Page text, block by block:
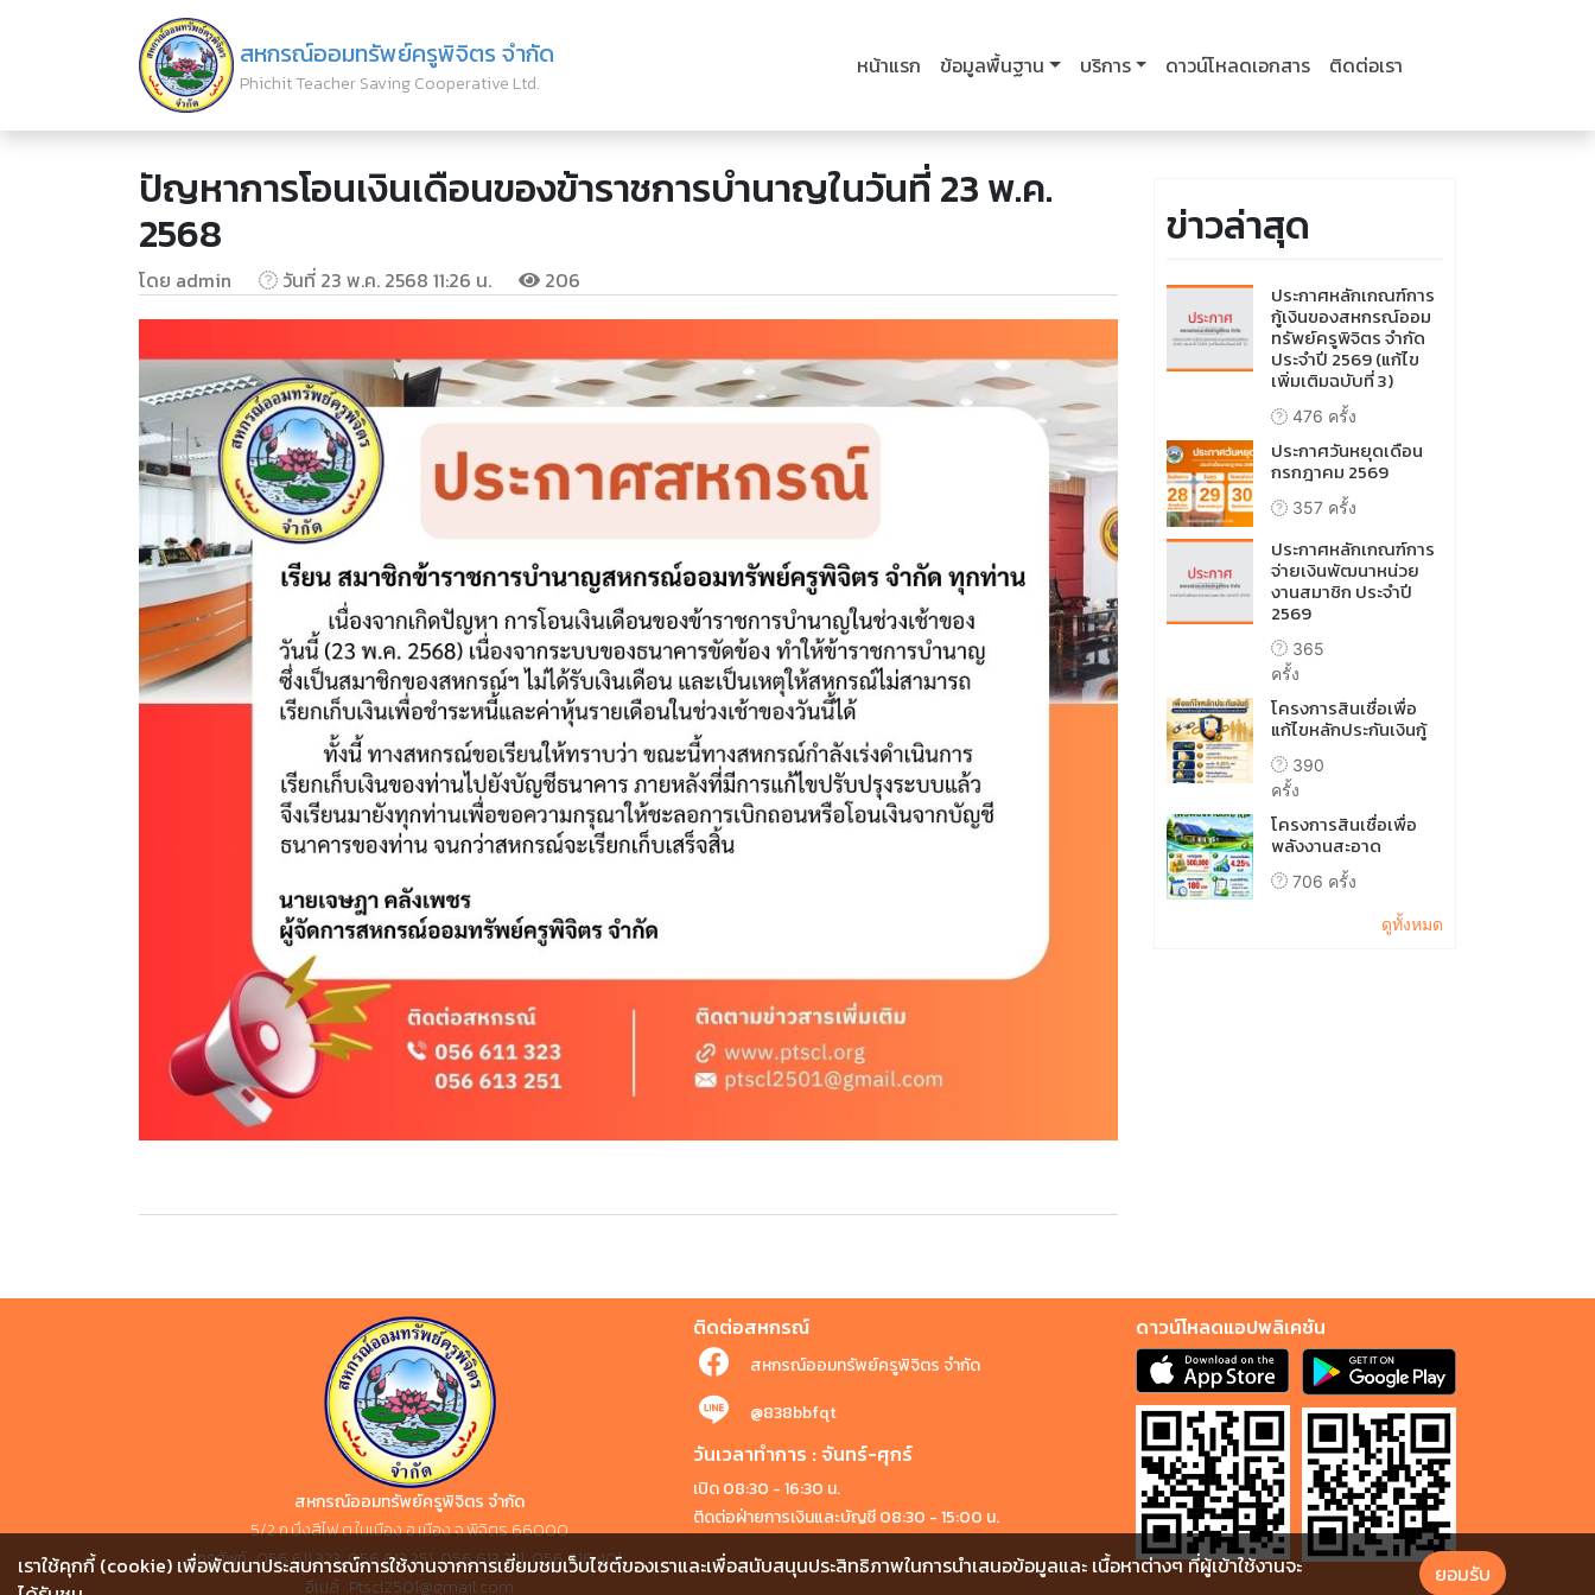
สหกรณ์ออมทรัพย์ครูพิจิตร จำกัด
Phichit Teacher Saving Cooperative Ltd.
หน้าแรก ข้อมูลพื้นฐาน บริการ ดาวน์โหลดเอกสาร ติดต่อเรา
ปัญหาการโอนเงินเดือนของข้าราชการบำนาญในวันที่ 23 พ.ค.
2568
โดย admin วันที่ 23 พ.ค. 2568 11:26 น. 206
ข่าวล่าสุด
ประกาศหลักเกณฑ์การ
กู้เงินของสหกรณ์ออม
ทรัพย์ครูพิจิตร จำกัด
ประจำปี 2569 (แก้ไข
เพิ่มเติมฉบับที่ 3)
476 ครั้ง
ประกาศวันหยุดเดือน
กรกฎาคม 2569
357 ครั้ง
ประกาศหลักเกณฑ์การ
จ่ายเงินพัฒนาหน่วย
งานสมาชิก ประจำปี
2569
365
ครั้ง
โครงการสินเชื่อเพื่อ
แก้ไขหลักประกันเงินกู้
390
ครั้ง
โครงการสินเชื่อเพื่อ
พลังงานสะอาด
706 ครั้ง
ดูทั้งหมด
สหกรณ์ออมทรัพย์ครูพิจิตร จำกัด
5/2 ถ.บึงสีไฟ ต.ในเมือง อ.เมือง จ.พิจิตร 66000
โทรศัพท์ : 056 611 323, 056 613 251, 056 613 241, 056 616 401
อีเมล์ : Ptscl2501@gmail.com
ติดต่อสหกรณ์
สหกรณ์ออมทรัพย์ครูพิจิตร จำกัด
@838bbfqt
วันเวลาทำการ : จันทร์-ศุกร์
เปิด 08:30 - 16:30 น.
ติดต่อฝ่ายการเงินและบัญชี 08:30 - 15:00 น.
ดาวน์โหลดแอปพลิเคชัน
เราใช้คุกกี้ (cookie) เพื่อพัฒนาประสบการณ์การใช้งานจากการเยี่ยมชมเว็บไซต์ของเราและเพื่อสนับสนุนประสิทธิภาพในการนำเสนอข้อมูลและ เนื้อหาต่างๆ ที่ผู้เข้าใช้งานจะ
ยอมรับ